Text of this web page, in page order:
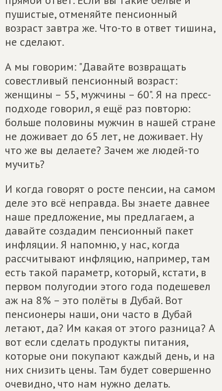
пушистые, отменяйте пенсионный
возраст завтра же. Что-то в ответ тишина,
не сделают.
А мы говорим: "Давайте возвращать
совестливый пенсионный возраст:
женщины – 55, мужчины – 60". Я на пресс-
подходе говорил, я ещё раз повторю:
больше половины мужчин в нашей стране
не доживает до 65 лет, не доживает. Ну
что же вы делаете? Зачем же людей-то
мучить?
И когда говорят о росте пенсии, на самом
деле это всё неправда. Вы знаете давнее
наше предложение, мы предлагаем, а
давайте создадим пенсионный пакет
инфляции. Я напомню, у нас, когда
рассчитывают инфляцию, например, там
есть такой параметр, который, кстати, в
первом полугодии этого года подешевел
аж на 8% – это полёты в Дубай. Вот
пенсионеры наши, они часто в Дубай
летают, да? Им какая от этого разница? А
вот если сделать продукты питания,
которые они покупают каждый день, и на
них снизить цены. Там будет совершенно
очевидно, что нам нужно делать.